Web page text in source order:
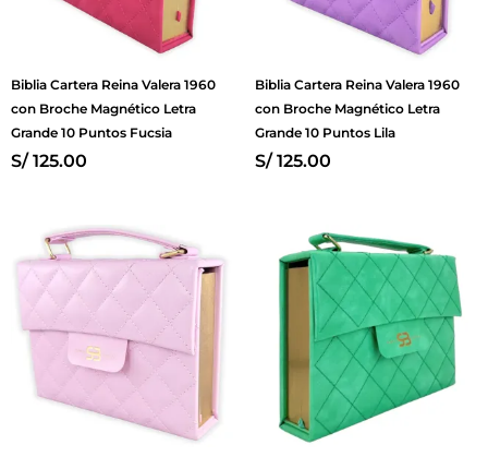
Biblia Cartera Reina Valera 1960
con Broche Magnético Letra
Grande 10 Puntos Fucsia
S/125.00
Biblia Cartera Reina Valera 1960
con Broche Magnético Letra
Grande 10 Puntos Lila
S/125.00